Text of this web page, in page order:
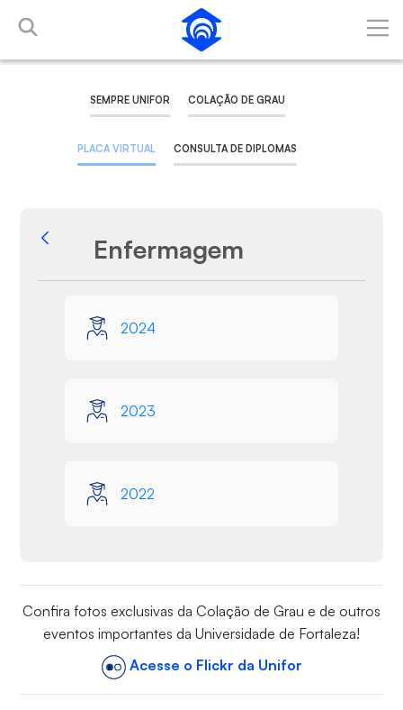
Pular para o Conteúdo principal
SEMPRE UNIFOR COLAÇÃO DE GRAU
PLACA VIRTUAL CONSULTA DE DIPLOMAS
Voltar
Enfermagem
2024
2023
2022
Confira fotos exclusivas da Colação de Grau e de outros
eventos importantes da Universidade de Fortaleza!
Acesse o Flickr da Unifor